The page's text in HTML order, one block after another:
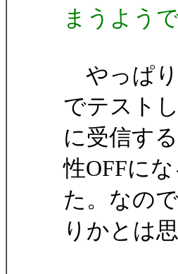
まうようで
やっぱり
でテスト
に受信す
性OFFに
た。なの
りかとは